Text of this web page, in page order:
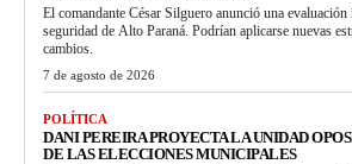
El comandante César Silguero anunció una evaluación
seguridad de Alto Paraná. Podrían aplicarse nuevas
cambios.
7 de agosto de 2026
POLÍTICA
DANI PEREIRA PROYECTA LA UNIDAD
DE LAS ELECCIONES MUNICIPALES